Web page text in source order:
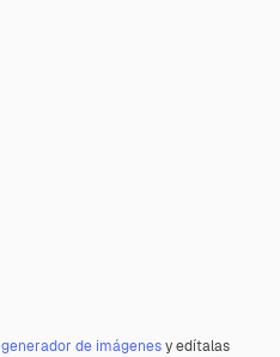
generador de imágenesy edítalas